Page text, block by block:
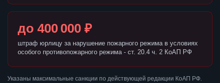
до 400 000 ₽
штраф юрлицу за нарушение пожарного режима в условиях
особого противопожарного режима - ст. 20.4 ч. 2 КоАП РФ
Указаны максимальные санкции по действующей редакции КоАП РФ.